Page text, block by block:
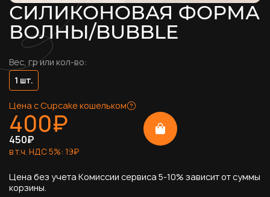
СИЛИКОНОВАЯ ФОРМА
ВОЛНЫ/BUBBLE
Вес, гр или кол-во:
1 шт.
Цена с Cupcake кошельком
400₽
450₽
в т.ч. НДС5%: 19₽
Цена без учета Комиссии сервиса 5-10% зависит от суммы
корзины.